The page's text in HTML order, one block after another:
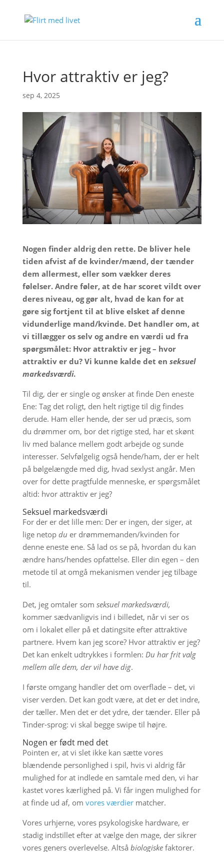
Hvor attraktiv er jeg?
sep 4, 2025
Nogen finder aldrig den rette. De bliver hele
tiden afvist af de kvinder/mænd, der tænder
dem allermest, eller som vækker deres
følelser. Andre føler, at de har scoret vildt over
deres niveau, og gør alt, hvad de kan for at
gøre sig fortjent til at blive elsket af denne
vidunderlige mand/kvinde. Det handler om, at
vi tillægger os selv og andre en værdi ud fra
spørgsmålet: Hvor attraktiv er jeg – hvor
attraktiv er du? Vi kunne kalde det en seksuel
markedsværdi.
Til dig, der er single og ønsker at finde Den eneste
Ene: Tag det roligt, den helt rigtige til dig findes
derude. Ham eller hende, der ser ud præcis, som
du drømmer om, bor det rigtige sted, har et skønt
liv med balance mellem godt arbejde og sunde
interesser. Selvfølgelig også hende/ham, der er helt
på bølgelængde med dig, hvad sexlyst angår. Men
over for dette pragtfulde menneske, er spørgsmålet
altid: hvor attraktiv er jeg?
Seksuel markedsværdi
For der er det lille men: Der er ingen, der siger, at
lige netop du er drømmemanden/kvinden for
denne eneste ene. Så lad os se på, hvordan du kan
ændre hans/hendes opfattelse. Eller din egen – den
metode til at omgå mekanismen vender jeg tilbage
til.
Det, jeg omtaler som seksuel markedsværdi,
kommer sædvanligvis ind i billedet, når vi ser os
om i lokalet eller på et datingsite efter attraktive
partnere. Hvem kan jeg score? Hvor attraktiv er jeg?
Det kan enkelt udtrykkes i formlen: Du har frit valg
mellem alle dem, der vil have dig.
I første omgang handler det om overflade – det, vi
viser verden. Det kan godt være, at det er det indre,
der tæller. Men det er det ydre, der tænder. Eller på
Tinder-sprog: vi skal begge swipe til højre.
Nogen er født med det
Pointen er, at vi slet ikke kan sætte vores
blændende personlighed i spil, hvis vi aldrig får
mulighed for at indlede en samtale med den, vi har
kastet vores kærlighed på. Vi får ingen mulighed for
at finde ud af, om vores værdiermatcher.
Vores urhjerne, vores psykologiske hardware, er
stadig indstillet efter at vælge den mage, der sikrer
vores geners overlevelse. Altså biologiske faktorer.